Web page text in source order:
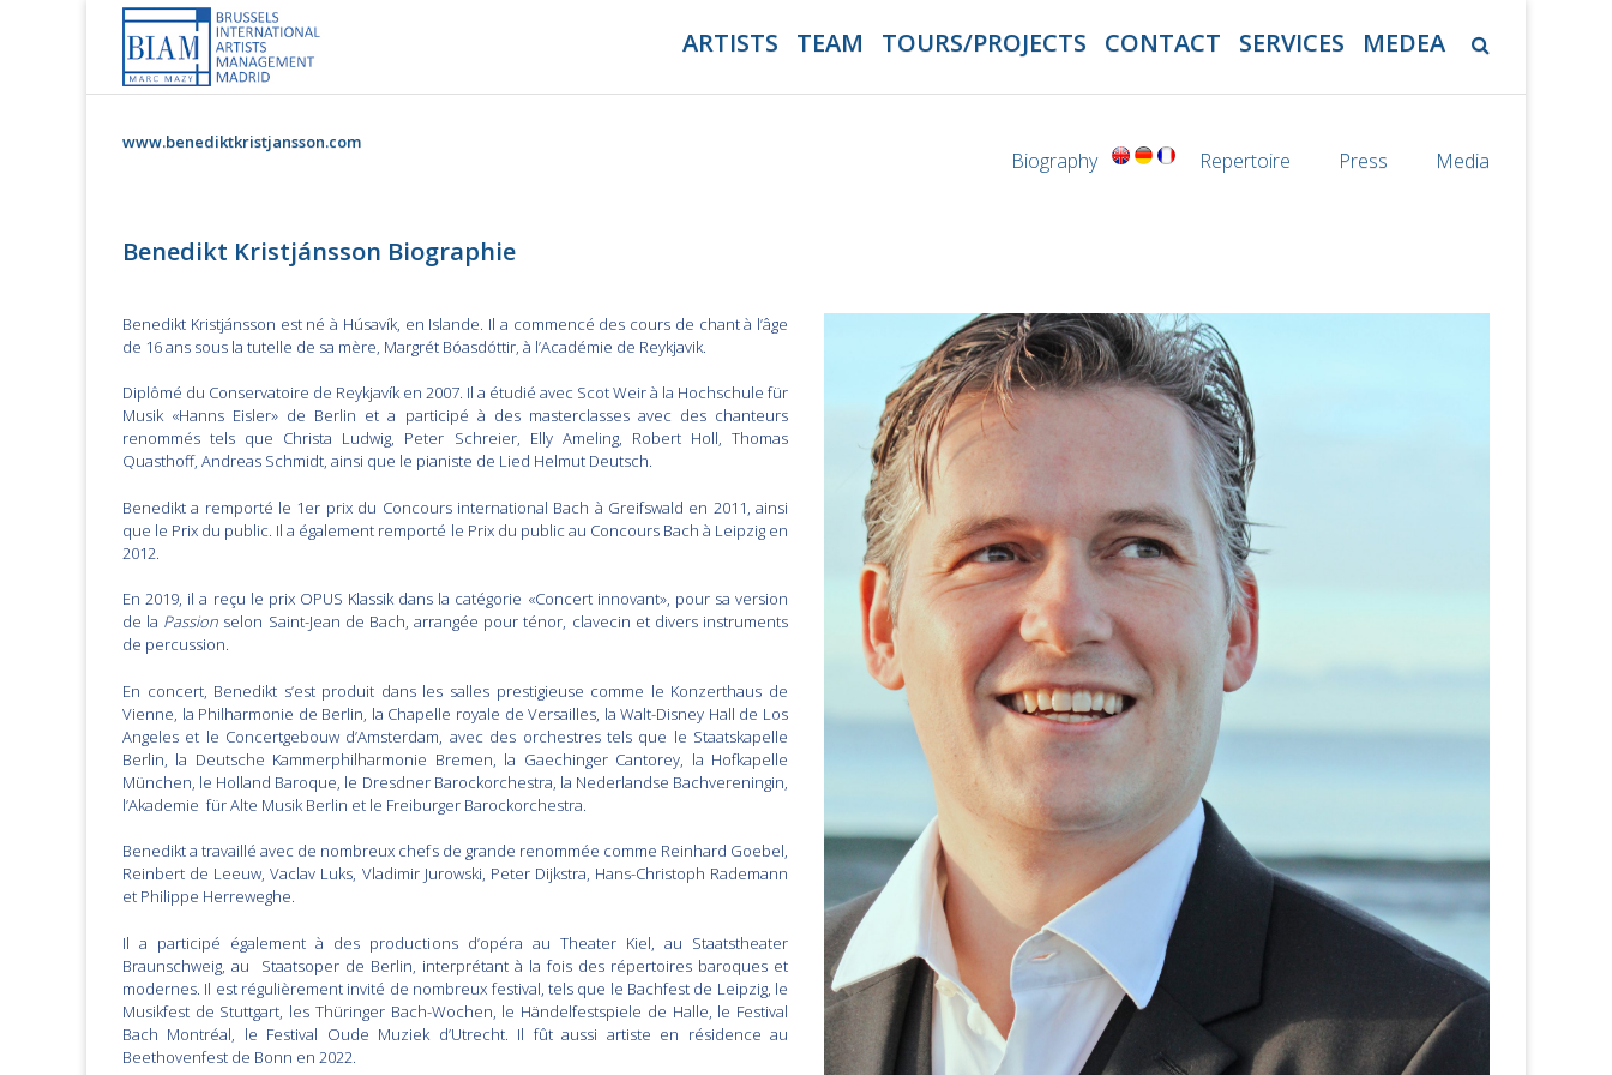
content
ARTISTS TEAM TOURS/PROJECTS CONTACT SERVICES MEDEA
www.benediktkristjansson.com
Biography Repertoire Press Media
Benedikt Kristjánsson Biographie
Benedikt Kristjánsson est né à Húsavík, en Islande. Il a commencé des cours de chant à l’âge
de 16 ans sous la tutelle de sa mère, Margrét Bóasdóttir, à l’Académie de Reykjavik.
Diplômé du Conservatoire de Reykjavík en 2007. Il a étudié avec Scot Weir à la Hochschule für
Musik «Hanns Eisler» de Berlin et a participé à des masterclasses avec des chanteurs
renommés tels que Christa Ludwig, Peter Schreier, Elly Ameling, Robert Holl, Thomas
Quasthoff, Andreas Schmidt, ainsi que le pianiste de Lied Helmut Deutsch.
Benedikt a remporté le 1er prix du Concours international Bach à Greifswald en 2011, ainsi
que le Prix du public. Il a également remporté le Prix du public au Concours Bach à Leipzig en
2012.
En 2019, il a reçu le prix OPUS Klassik dans la catégorie «Concert innovant», pour sa version
de la Passion selon Saint-Jean de Bach, arrangée pour ténor, clavecin et divers instruments
de percussion.
En concert, Benedikt s’est produit dans les salles prestigieuse comme le Konzerthaus de
Vienne, la Philharmonie de Berlin, la Chapelle royale de Versailles, la Walt-Disney Hall de Los
Angeles et le Concertgebouw d’Amsterdam, avec des orchestres tels que le Staatskapelle
Berlin, la Deutsche Kammerphilharmonie Bremen, la Gaechinger Cantorey, la Hofkapelle
München, le Holland Baroque, le Dresdner Barockorchestra, la Nederlandse Bachvereningin,
l’Akademie für Alte Musik Berlin et le Freiburger Barockorchestra.
Benedikt a travaillé avec de nombreux chefs de grande renommée comme Reinhard Goebel,
Reinbert de Leeuw, Vaclav Luks, Vladimir Jurowski, Peter Dijkstra, Hans-Christoph Rademann
et Philippe Herreweghe.
Il a participé également à des productions d’opéra au Theater Kiel, au Staatstheater
Braunschweig, au Staatsoper de Berlin, interprétant à la fois des répertoires baroques et
modernes. Il est régulièrement invité de nombreux festival, tels que le Bachfest de Leipzig, le
Musikfest de Stuttgart, les Thüringer Bach-Wochen, le Händelfestspiele de Halle, le Festival
Bach Montréal, le Festival Oude Muziek d’Utrecht. Il fût aussi artiste en résidence au
Beethovenfest de Bonn en 2022.